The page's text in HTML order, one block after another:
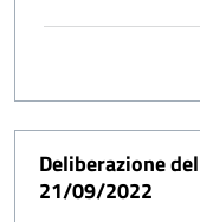
Deliberazione
21/09/2022